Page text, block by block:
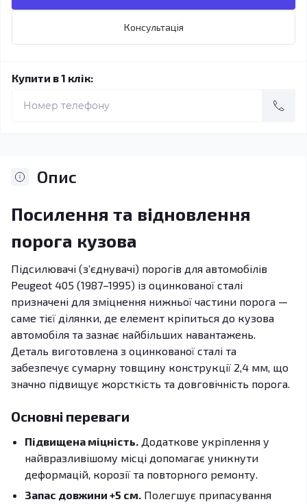
Консультація
Купити в 1 клік:
Опис
Посилення та відновлення
порога кузова
Підсилювачі (з’єднувачі) порогів для автомобілів
Peugeot 405 (1987–1995) із оцинкованої сталі
призначені для зміцнення нижньої частини порога —
саме тієї ділянки, де елемент кріпиться до кузова
автомобіля та зазнає найбільших навантажень.
Деталь виготовлена з оцинкованої сталі та
забезпечує сумарну товщину конструкції 2,4 мм, що
значно підвищує жорсткість та довговічність порога.
Основні переваги
Підвищена міцність. Додаткове укріплення у
найвразливішому місці допомагає уникнути
деформацій, корозії та повторного ремонту.
Запас довжини +5 см. Полегшує припасування